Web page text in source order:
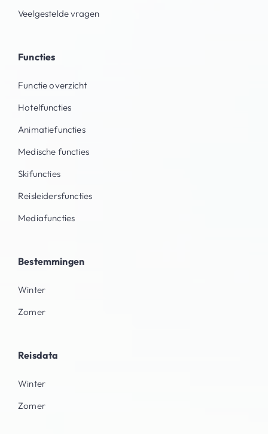
Veelgestelde vragen
Functies
Functie overzicht
Hotelfuncties
Animatiefuncties
Medische functies
Skifuncties
Reisleidersfuncties
Mediafuncties
Bestemmingen
Winter
Zomer
Reisdata
Winter
Zomer